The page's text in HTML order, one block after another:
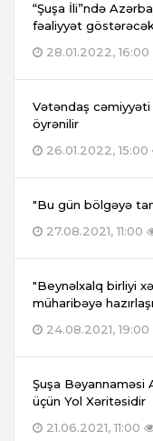
“Şuşa İli”ndə
fəaliyyət
28.01.2022, 16:00
Vətəndaş
öyrənilir
26.01.2022, 15:00
"Bu gün bölgəyə
27.08.2021, 11:00
"Beynəlxalq birliyi
müharibəyə
24.08.2021, 19:00
Şuşa Bəyannaməsi
üçün Yol Xəritəsidir
21.06.2021, 11:00